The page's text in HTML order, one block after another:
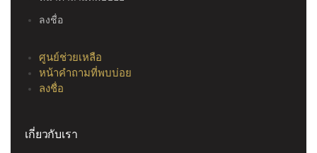
ลงชื่อ
ศูนย์ช่วยเหลือ
หน้าคำถามที่พบบ่อย
ลงชื่อ
เกี่ยวกับเรา